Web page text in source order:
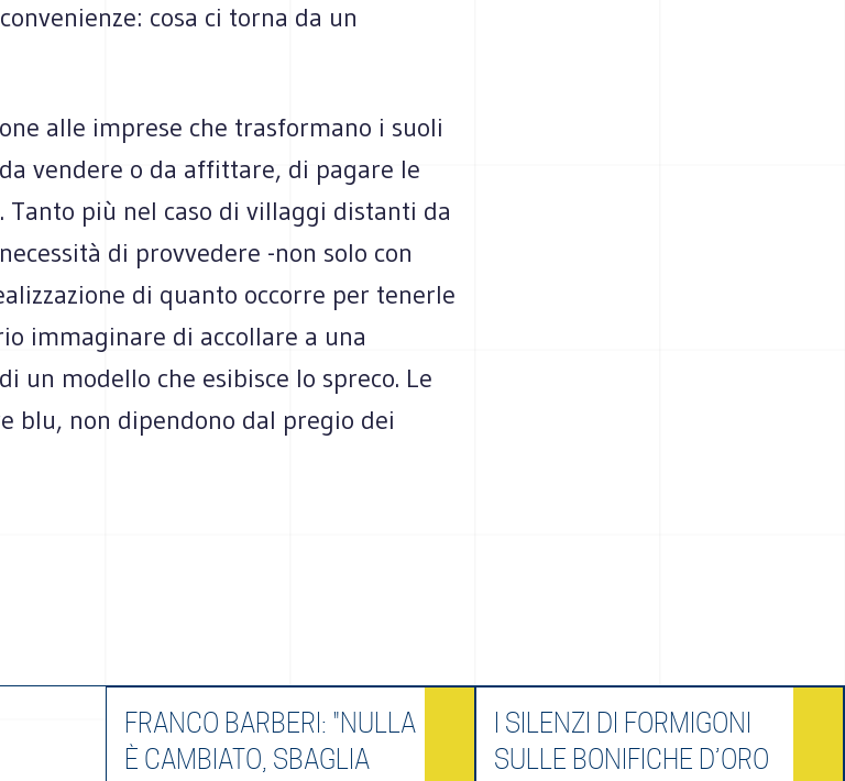
cosa ci torna da un
alle imprese che trasformano i suoli
vendere o da affittare, di pagare le
Tanto più nel caso di villaggi distanti da
di provvedere -non solo con
di quanto occorre per tenerle
immaginare di accollare a una
un modello che esibisce lo spreco. Le
blu, non dipendono dal pregio dei
FRANCO BARBERI: "NULLA
È CAMBIATO, SBAGLIA
I SILENZI DI FORMIGONI
SULLE BONIFICHE D’ORO